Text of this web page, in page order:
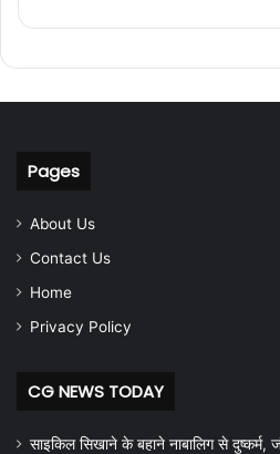
Pages
About Us
Contact Us
Home
Privacy Policy
CG NEWS TODAY
साइकिल सिखाने के बहाने नाबालिग से